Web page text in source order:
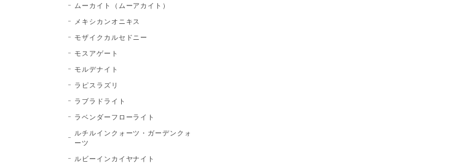
ムーカイト（ムーアカイト）
メキシカンオニキス
モザイクカルセドニー
モスアゲート
モルデナイト
ラピスラズリ
ラブラドライト
ラベンダーフローライト
ルチルインクォーツ・ガーデンクォ
ーツ
ルビーインカイヤナイト